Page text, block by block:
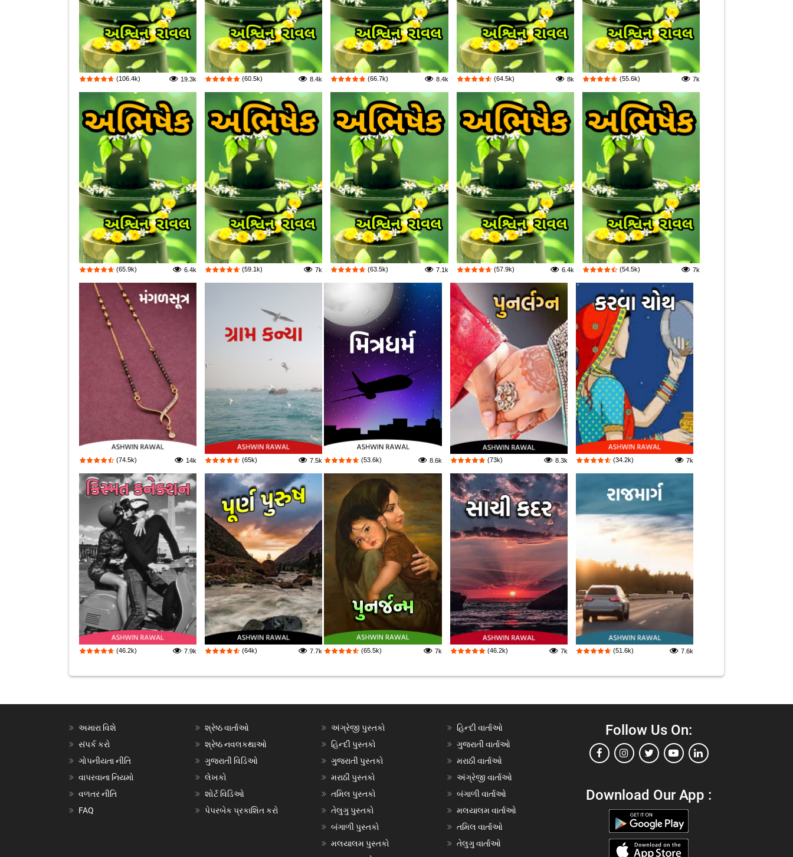
(106.4k) 19.3k (60.5k) 8.4k (66.7k) 8.4k (64.5k) 8k (55.6k) 7k
(65.9k) 6.4k (59.1k) 7k (63.5k) 7.1k (57.9k) 6.4k (54.5k) 7k
(74.5k) 14k (65k) 7.5k (53.6k) 8.6k (73k) 8.3k (34.2k) 7k
(46.2k) 7.9k (64k) 7.7k (65.5k) 7k (46.2k) 7k (51.6k) 7.6k
અમારા વિશે
સંપર્ક કરો
ગોપનીયતા નીતિ
વાપરવાના નિયમો
વળતર નીતિ
FAQ
શ્રેષ્ઠ વાર્તાઓ
શ્રેષ્ઠ નવલકથાઓ
ગુજરાતી વિડિઓ
લેખકો
શોર્ટ વિડિઓ
પેપરબેક પ્રકાશિત કરો
અંગ્રેજી પુસ્તકો
હિન્દી પુસ્તકો
ગુજરાતી પુસ્તકો
મરાઠી પુસ્તકો
તમિલ પુસ્તકો
તેલુગુ પુસ્તકો
બંગાળી પુસ્તકો
મલયાલમ પુસ્તકો
હિન્દી વાર્તાઓ
ગુજરાતી વાર્તાઓ
મરાઠી વાર્તાઓ
અંગ્રેજી વાર્તાઓ
બંગાળી વાર્તાઓ
મલયાલમ વાર્તાઓ
તમિલ વાર્તાઓ
તેલુગુ વાર્તાઓ
Follow Us On:
Download Our App :